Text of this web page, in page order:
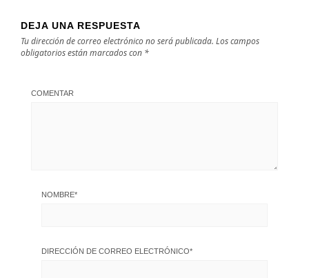
DEJA UNA RESPUESTA
Tu dirección de correo electrónico no será publicada. Los campos
obligatorios están marcados con *
COMENTAR
NOMBRE*
DIRECCIÓN DE CORREO ELECTRÓNICO*